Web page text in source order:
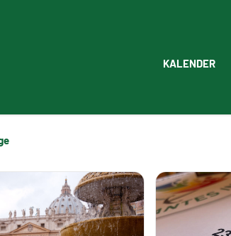
KALENDER